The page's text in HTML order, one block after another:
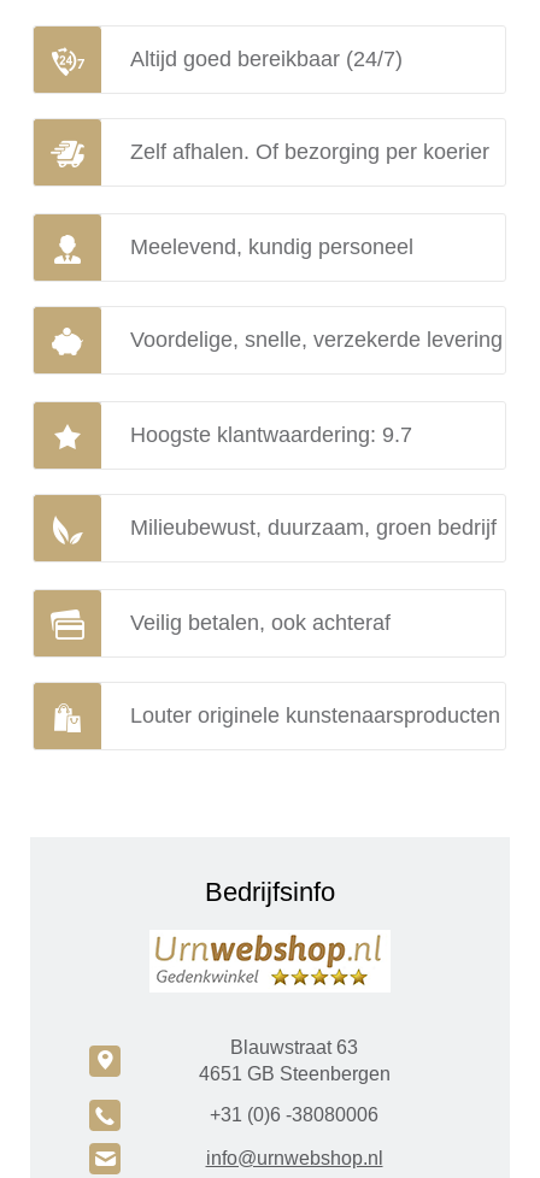
Altijd goed bereikbaar (24/7)
Zelf afhalen. Of bezorging per koerier
Meelevend, kundig personeel
Voordelige, snelle, verzekerde levering
Hoogste klantwaardering: 9.7
Milieubewust, duurzaam, groen bedrijf
Veilig betalen, ook achteraf
Louter originele kunstenaarsproducten
Bedrijfsinfo
c
Blauwstraat 63
4651 GB Steenbergen
A +31 (0)6 -38080006
H info@urnwebshop.nl